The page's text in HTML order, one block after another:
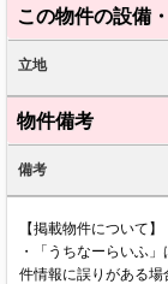
この物件の設備
立地
物件備考
備考
【掲載物件について】
・「うちなーらいふ
件情報に誤りがある場